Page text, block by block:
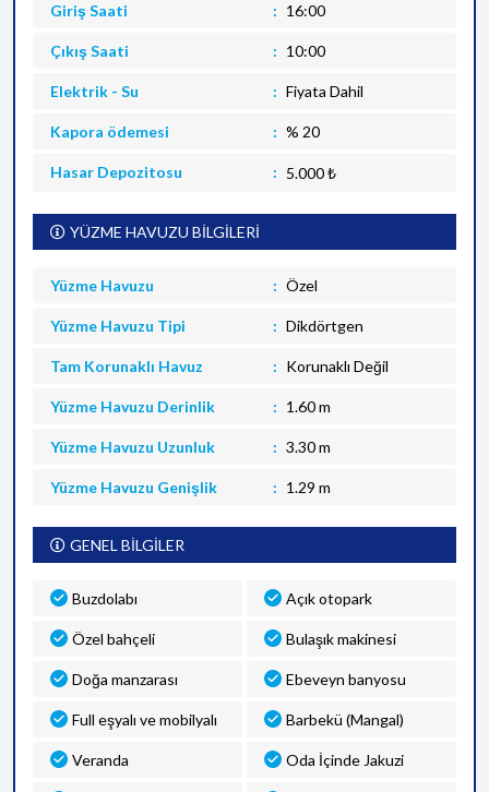
Giriş Saati 16:00
Çıkış Saati 10:00
Elektrik - Su Fiyata Dahil
Kapora ödemesi % 20
Hasar Depozitosu 5.000 ₺
YÜZME HAVUZU BİLGİLERİ
Yüzme Havuzu Özel
Yüzme Havuzu Tipi Dikdörtgen
Tam Korunaklı Havuz Korunaklı Değil
Yüzme Havuzu Derinlik 1.60 m
Yüzme Havuzu Uzunluk 3.30 m
Yüzme Havuzu Genişlik 1.29 m
GENEL BİLGİLER
Buzdolabı Açık otopark
Özel bahçeli Bulaşık makinesi
Doğa manzarası Ebeveyn banyosu
Full eşyalı ve mobilyalı Barbekü (Mangal)
Veranda Oda İçinde Jakuzi